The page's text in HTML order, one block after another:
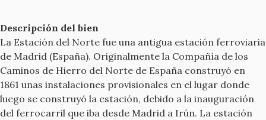
Descripción del bien
La Estación del Norte fue una antigua estación ferroviaria
de Madrid (España). Originalmente la Compañía de los
Caminos de Hierro del Norte de España construyó en
1861 unas instalaciones provisionales en el lugar donde
luego se construyó la estación, debido a la inauguración
del ferrocarril que iba desde Madrid a Irún. La estación